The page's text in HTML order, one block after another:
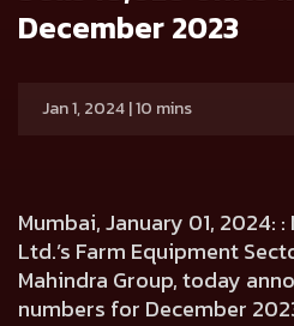
December 2023
Jan 1, 2024 | 10 mins
Mumbai, January 01, 2024: :
Ltd.’s Farm Equipment
Mahindra Group, today
numbers for December